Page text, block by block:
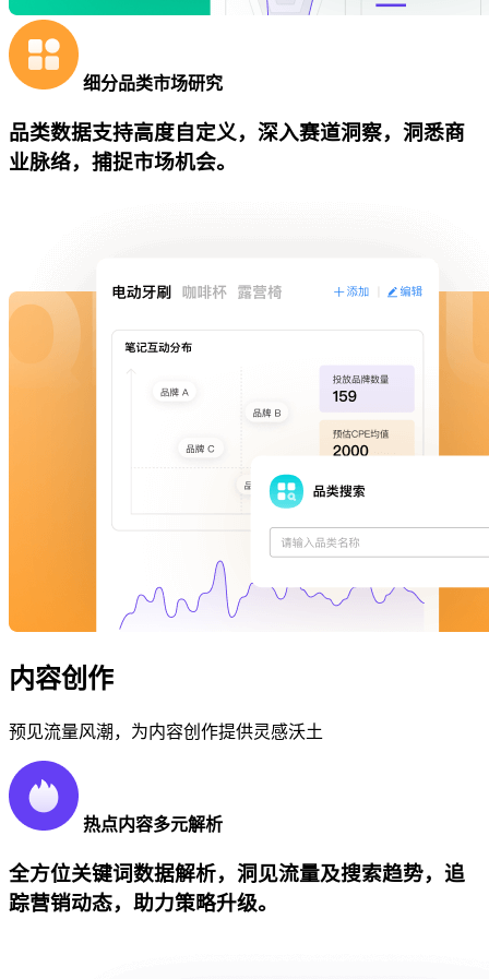
细分品类市场研究
品类数据支持高度自定义，深入赛道洞察，洞悉商
业脉络，捕捉市场机会。
内容创作
预见流量风潮，为内容创作提供灵感沃土
热点内容多元解析
全方位关键词数据解析，洞见流量及搜索趋势，追
踪营销动态，助力策略升级。